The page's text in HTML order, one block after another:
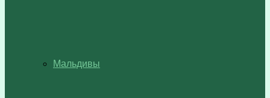
Мальдивы